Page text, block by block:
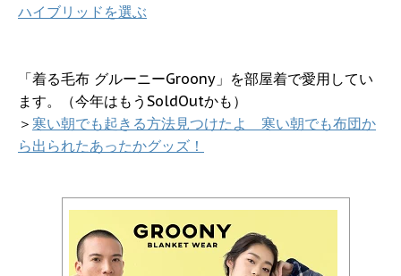
ハイブリッドを選ぶ
「着る毛布 グルーニーGroony」を部屋着で愛用してい
ます。（今年はもうSoldOutかも）
＞ 寒い朝でも起きる方法見つけたよ 寒い朝でも布団か
ら出られたあったかグッズ！